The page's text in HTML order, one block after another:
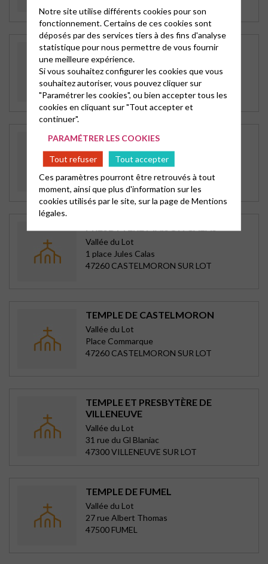
Dimanche à 10h30
TEMPLE DE TONNEINS
Tonneins
18 bld François Mitterrand
47400 TONNEINS
2è et 4è dimanches à 10h30
TEMPLE DE MARMANDE
Marmande
5 avenue du Cdt Christian Baylac
47200 MARMANDE
1er et 3è dimanches à 10h30
Vallée du Lot
1 place Jules Calas
47260 CASTELMORON SUR LOT
TEMPLE DE CASTELMORON
Vallée du Lot
Place Commarque
47260 CASTELMORON SUR LOT
TEMPLE ET PRESBYTÈRE DE
VILLENEUVE
Vallée du Lot
31 rue du Gl Blaniac
47300 VILLENEUVE SUR LOT
TEMPLE DE FUMEL
Vallée du Lot
27 rue Albert Thomas
47500 FUMEL
Notre site utilise différents cookies pour son
fonctionnement. Certains de ces cookies sont
déposés par des services tiers à des fins d'analyse
statistique pour nous permettre de vous fournir
une meilleure expérience.
Si vous souhaitez configurer les cookies que vous
souhaitez autoriser, vous pouvez cliquer sur
"Paramétrer les cookies", ou bien accepter tous les
cookies en cliquant sur "Tout accepter et
continuer".
PARAMÉTRER LES COOKIES
Tout refuser
Tout accepter
Ces paramètres pourront être retrouvés à tout
moment, ainsi que plus d'information sur les
cookies utilisés par le site, sur la page deMentions
légales.